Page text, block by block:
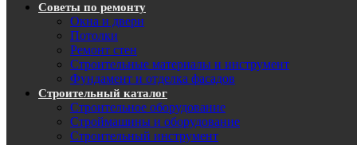
Советы по ремонту
Окна и двери
Потолки
Ремонт стен
Строительные материалы и инструмент
Фундамент и отделка фасадов
Строительный каталог
Строительное оборудование
Строймашины и оборудование
Строительный инструмент